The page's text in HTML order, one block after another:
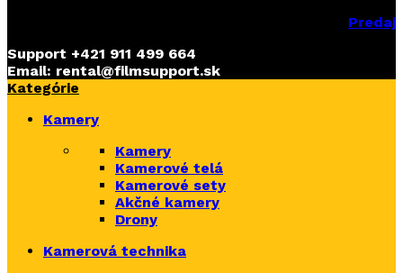
Predaj
Support +421 911 499 664
Email: rental@filmsupport.sk
Kategórie
Kamery
Kamery
Kamerové telá
Kamerové sety
Akčné kamery
Drony
Kamerová technika